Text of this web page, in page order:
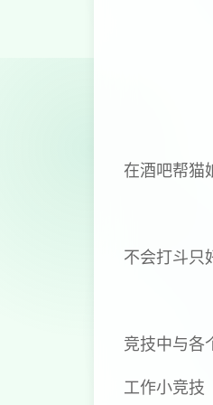
在酒吧帮猫
不会打斗只
竞技中与各
工作小竞技